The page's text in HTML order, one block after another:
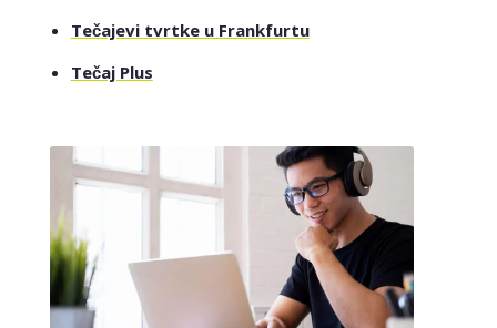
Tečajevi tvrtke u Frankfurtu
Tečaj Plus